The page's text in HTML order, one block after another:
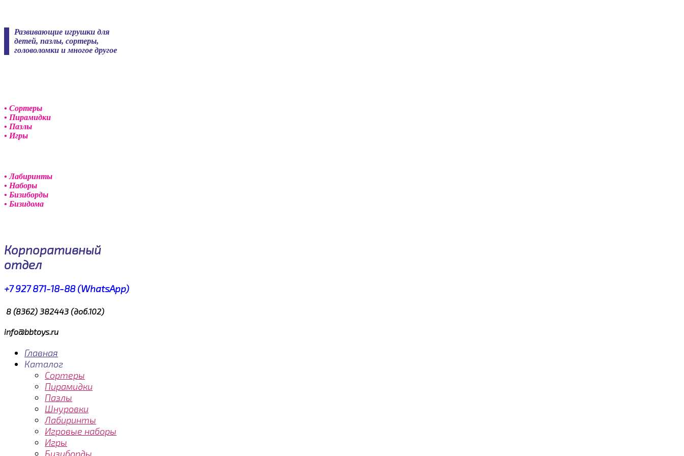
content
Развивающие игрушки для
детей, пазлы, сортеры,
головоломки и многое другое
• Сортеры
• Пирамидки
• Пазлы
• Игры
• Лабиринты
• Наборы
• Бизиборды
• Бизидома
Корпоративный
отдел
+7 927 871-18-88 (WhatsApp)
8 (8362) 382443 (доб.102)
info@bbtoys.ru
Главная
Каталог
Сортеры
Пирамидки
Пазлы
Шнуровки
Лабиринты
Игровые наборы
Игры
Бизиборды